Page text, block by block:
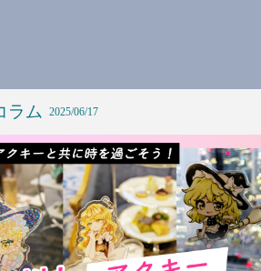
ラム 2025/06/17